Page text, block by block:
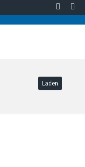
Laden